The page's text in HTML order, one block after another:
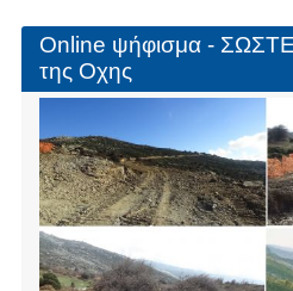
Online ψήφισμα -
της Οχης